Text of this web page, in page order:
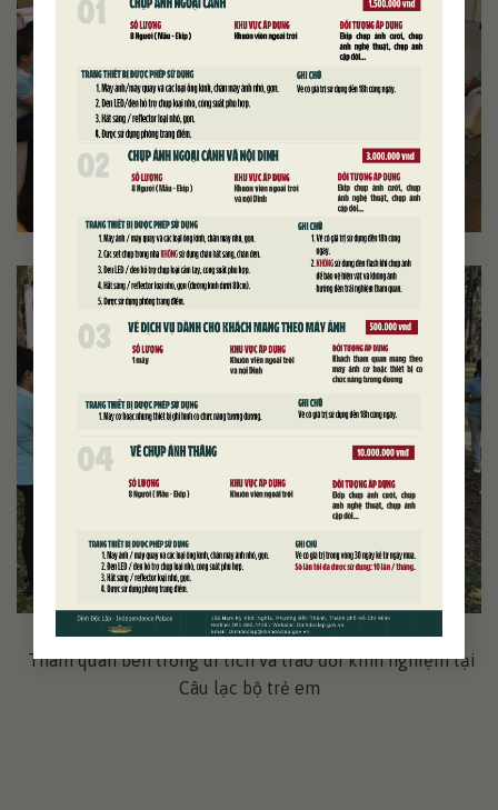
Tham quan bên trong di tích và trao đổi kinh nghiệm tại
Câu lạc bộ trẻ em